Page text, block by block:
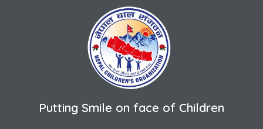
Putting Smile on face of Children